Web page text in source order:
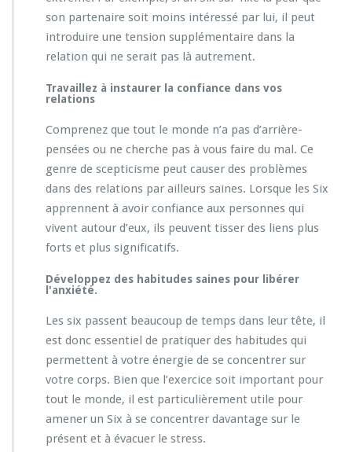
son partenaire soit moins intéressé par lui, il peut
introduire une tension supplémentaire dans la
relation qui ne serait pas là autrement.
Travaillez à instaurer la confiance dans vos
relations
Comprenez que tout le monde n’a pas d’arrière-
pensées ou ne cherche pas à vous faire du mal. Ce
genre de scepticisme peut causer des problèmes
dans des relations par ailleurs saines. Lorsque les Six
apprennent à avoir confiance aux personnes qui
vivent autour d’eux, ils peuvent tisser des liens plus
forts et plus significatifs.
Développez des habitudes saines pour libérer
l'anxiété.
Les six passent beaucoup de temps dans leur tête, il
est donc essentiel de pratiquer des habitudes qui
permettent à votre énergie de se concentrer sur
votre corps. Bien que l’exercice soit important pour
tout le monde, il est particulièrement utile pour
amener un Six à se concentrer davantage sur le
présent et à évacuer le stress.